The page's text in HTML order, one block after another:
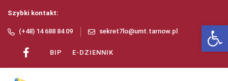
Szybki kontakt:
(+48) 14 688 84 09 sekret7lo@umt.tarnow.pl
BIP E-DZIENNIK